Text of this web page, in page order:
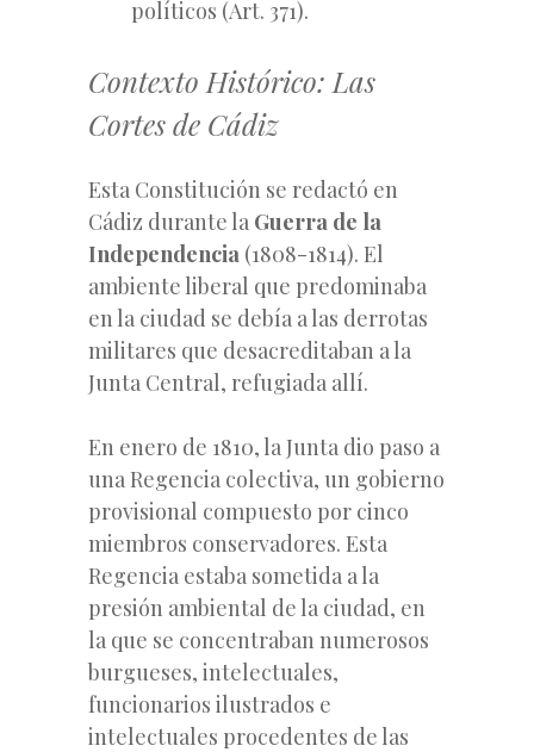
políticos (Art. 371).
Contexto Histórico: Las
Cortes de Cádiz
Esta Constitución se redactó en
Cádiz durante la Guerra de la
Independencia (1808-1814). El
ambiente liberal que predominaba
en la ciudad se debía a las derrotas
militares que desacreditaban a la
Junta Central, refugiada allí.
En enero de 1810, la Junta dio paso a
una Regencia colectiva, un gobierno
provisional compuesto por cinco
miembros conservadores. Esta
Regencia estaba sometida a la
presión ambiental de la ciudad, en
la que se concentraban numerosos
burgueses, intelectuales,
funcionarios ilustrados e
intelectuales procedentes de las